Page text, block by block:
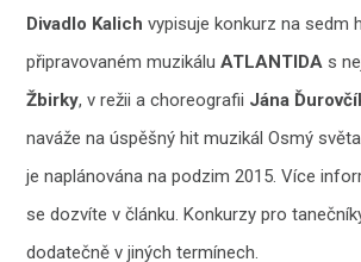
Divadlo Kalich vypisuje konkurz na sedm
připravovaném muzikáluATLANTIDA s
Žbirky, v režii a choreografii Jána
naváže na úspěšný hit muzikál Osmý
je naplánována na podzim 2015. Více
se dozvíte v článku. Konkurzy pro
dodatečně v jiných termínech.